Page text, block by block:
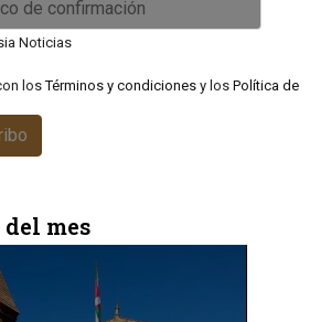
Noticias
losTérminos y condicionesy los Política de
mes